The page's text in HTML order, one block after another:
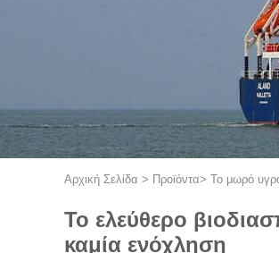
Αρχική Σελίδα > Προϊόντα> Το μωρό
Το ελεύθερο
καμία ενόχληση